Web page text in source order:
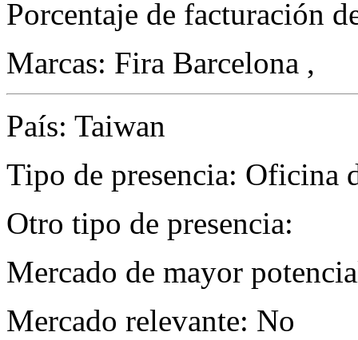
Porcentaje de facturación
Marcas: Fira Barcelona ,
País: Taiwan
Tipo de presencia: Oficina
Otro tipo de presencia:
Mercado de mayor
Mercado relevante: No